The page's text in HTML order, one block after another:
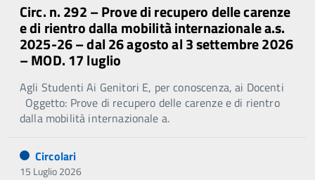
Circ. n. 292 – Prove di recupero delle carenze
e di rientro dalla mobilità internazionale a.s.
2025-26 – dal 26 agosto al 3 settembre 2026
– MOD. 17 luglio
Agli Studenti Ai Genitori E, per conoscenza, ai Docenti
Oggetto: Prove di recupero delle carenze e di rientro
dalla mobilità internazionale a.
Circolari
15 Luglio 2026